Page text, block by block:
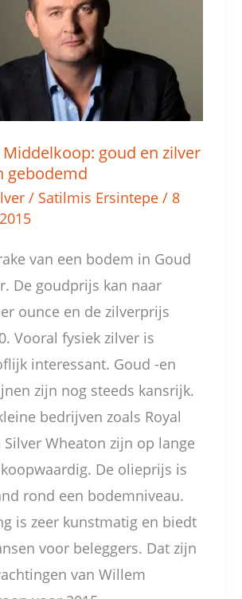
goud en zilver
gebodemd
/ Satilmis Ersintepe/ 8
van een bodem in Goud
De goudprijs kan naar
ounce en de zilverprijs
Vooral fysiek zilver is
interessant. Goud -en
zijn nog steeds kansrijk.
bedrijven zoals Royal
Silver Wheaton zijn op lange
De olieprijs is
rond een bodemniveau.
is zeer kunstmatig en biedt
voor beleggers. Dat zijn
van Willem